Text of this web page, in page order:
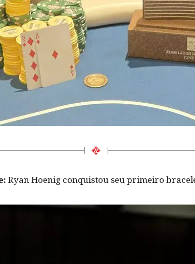
Ryan Hoenig conquistou seu primeiro